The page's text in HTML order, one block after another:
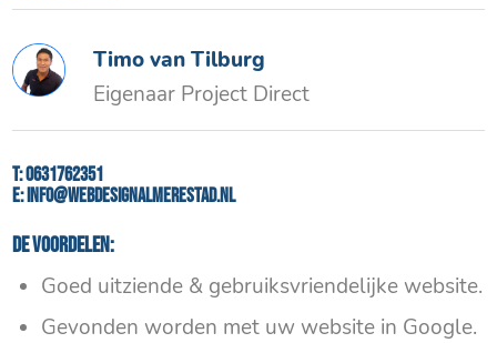
Timo van Tilburg
Eigenaar Project Direct
T:0631762351
E:info@webdesignalmerestad.nl
De voordelen:
Goed uitziende & gebruiksvriendelijke website.
Gevonden worden met uw website in Google.